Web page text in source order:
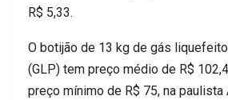
R$ 5,33.
O botijão de 13 kg de gás
(GLP) tem preço médio de R$
preço mínimo de R$ 75, na paulista